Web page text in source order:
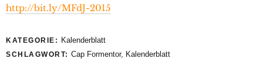
http://bit.ly/MFdJ-2015
KATEGORIE: Kalenderblatt
SCHLAGWORT: Cap Formentor, Kalenderblatt